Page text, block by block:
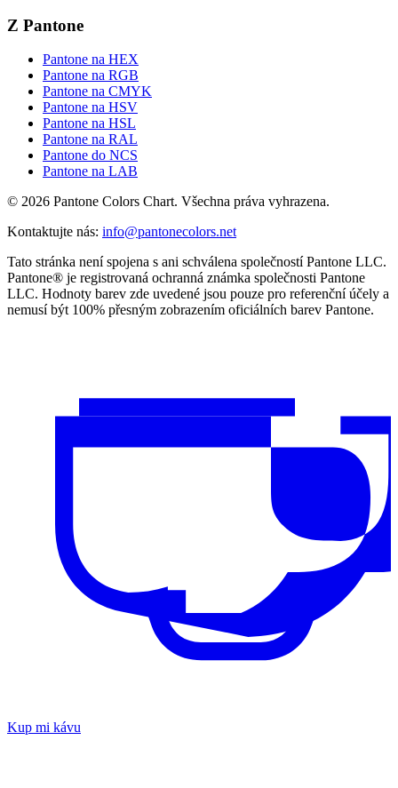
Z Pantone
Pantone na HEX
Pantone na RGB
Pantone na CMYK
Pantone na HSV
Pantone na HSL
Pantone na RAL
Pantone do NCS
Pantone na LAB
© 2026 Pantone Colors Chart. Všechna práva vyhrazena.
Kontaktujte nás: info@pantonecolors.net
Tato stránka není spojena s ani schválena společností Pantone LLC.
Pantone® je registrovaná ochranná známka společnosti Pantone
LLC. Hodnoty barev zde uvedené jsou pouze pro referenční účely a
nemusí být 100% přesným zobrazením oficiálních barev Pantone.
Kup mi kávu